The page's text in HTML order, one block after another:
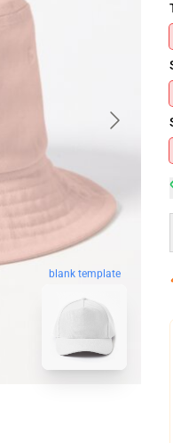
blank template